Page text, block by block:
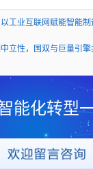
工业互联网赋能智能
立性，国双与巨量引
能化转型